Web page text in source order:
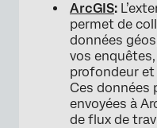
ArcGIS:
permet de
données
vos
profondeur et
Ces données
envoyées à
de flux de